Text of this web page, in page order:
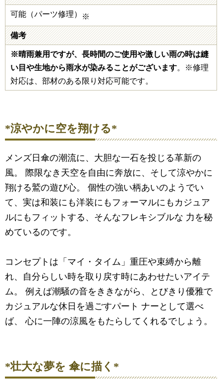
可能（パーツ修理） ※
備考
※晴雨兼用ですが、長時間のご使用や激しい雨の時は縫
い目や生地から雨水が染みることがございます。※修理
対応は、部材のある限り対応可能です。
*涼やかに空を翔ける*
メンズ日傘の潮流に、大胆な一石を投じる革新の
風。 際限なき天空を自由に奔放に、そして涼やかに
翔ける鷲の遊び心。 個性の強い柄あいのようでい
て、実は和装にも洋装にもフォーマルにもカジュア
ルにもフィットする、そんなフレキシブルな 力を秘
めているのです。
コンセプトは「マイ・タイム」重圧や束縛から離
れ、自分らしい時を取り戻す時にあわせたいアイテ
ム。 例えば潮騒の音をききながら、とびきり優雅で
カジュアルな休日を過ごすパート ナーとして選べ
ば、 心に一陣の涼風をもたらしてくれるでしょう。
*壮大な夢を 傘に描く*